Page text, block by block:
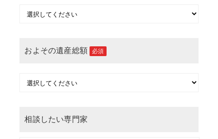
およその遺産総額 必須
相談したい専門家